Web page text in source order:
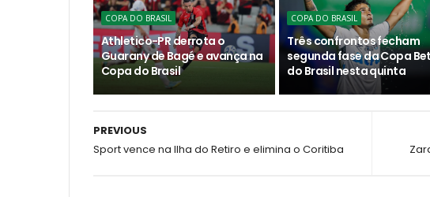
COPA DO BRASIL
Athletico-PR derrota o
Guarany de Bagé e avança na
Copa do Brasil
COPA DO BRASIL
Três confrontos fecham
segunda fase da Copa
do Brasil nesta quinta
PREVIOUS
Sport vence na Ilha do Retiro e elimina o Coritiba